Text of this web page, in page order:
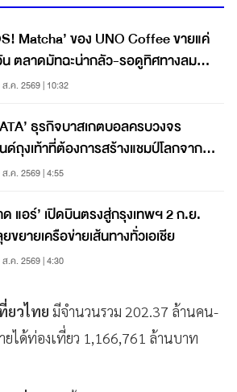
Matcha’ ของ UNO Coffee ขายแค่
ตลาดมัทฉะน่ากลัว-รอดูทิศทางลม
คาถูก เริ่ม 60 บาท
.ค. 2569 | 10:32
ธุรกิจบาสเกตบอลครบวงจร
ด์ถุงเท้าที่ต้องการสร้างแชมป์โลกจาก
.ค. 2569 | 4:55
ด แอร์’ เปิดบินตรงสู่กรุงเทพฯ 2 ก.ย.
ขยายเครือข่ายเส้นทางทั่วเอเชีย
.ค. 2569 | 4:30
ยวไทย มีจำนวนรวม 202.37 ล้านคน-
ยได้ท่องเที่ยว 1,166,761 ล้านบาท